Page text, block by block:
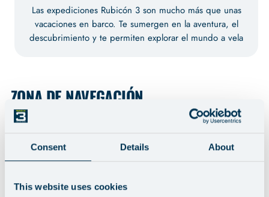
Consent Details About
This website uses cookies
Las expediciones Rubicón 3 son mucho más que unas
vacaciones en barco. Te sumergen en la aventura, el
descubrimiento y te permiten explorar el mundo a vela
ZONA DE NAVEGACIÓN